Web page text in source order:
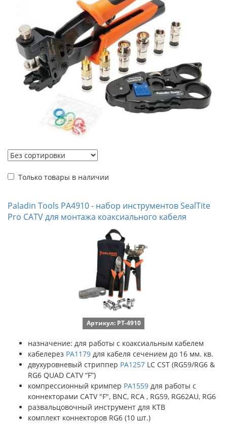
Только товары в наличии
Paladin Tools PA4910 - набор инструментов SealTite
Pro CATV для монтажа коаксиального кабеля
Артикул: PT-4910
назначение: для работы с коаксиальным кабелем
кабелерез PА1179 для кабеля сечением до 16 мм. кв.
двухуровневый стриппер PA1257 LC CST (RG59/RG6 &
RG6 QUAD CATV “F”)
компрессионный кримпер PA1559 для работы с
коннекторами CATV "F", BNC, RCA , RG59, RG62AU, RG6
развальцовочный инструмент для КТВ
комплект коннекторов RG6 (10 шт.)